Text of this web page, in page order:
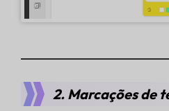
2. Marcações de